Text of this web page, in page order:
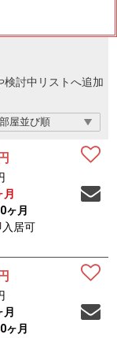
検討中リストへ追加
円
0ヶ月
居可
円
0ヶ月